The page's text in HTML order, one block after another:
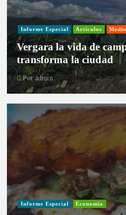
Informe Especial Artículos
Vergara la vida de
transforma la ciudad
Poradmin
Informe Especial Economía